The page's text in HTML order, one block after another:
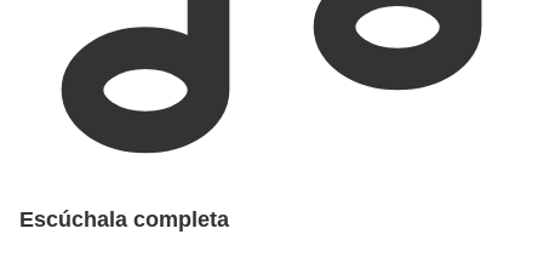
Escúchala completa